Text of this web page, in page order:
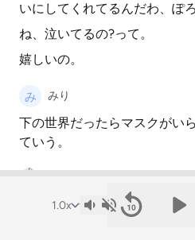
いにしてくれてるんだわ、ぽ
ね、泣いてるの?って。
嬉しいの。
みり
下の世界だったらマスクがい
ていう。
そうそうそう、空気が正常で